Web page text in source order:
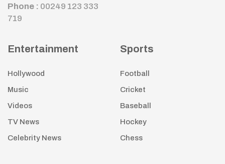
Phone : 00249 123 333
719
Entertainment
Hollywood
Music
Videos
TV News
Celebrity News
Sports
Football
Cricket
Baseball
Hockey
Chess